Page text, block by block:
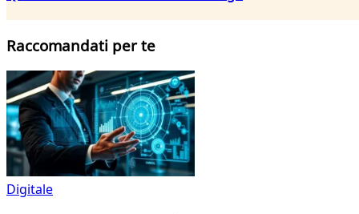
Raccomandati per te
Digitale